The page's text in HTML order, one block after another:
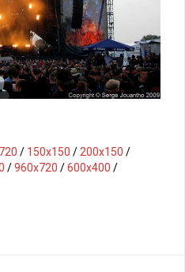
/ 150x150 / 200x150 /
/960x720 /600x400 /